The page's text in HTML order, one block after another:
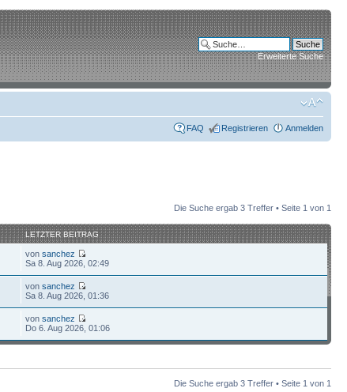
Erweiterte Suche
FAQ Registrieren Anmelden
Die Suche ergab 3 Treffer • Seite 1 von 1
LETZTER BEITRAG
vonsanchez
Sa 8. Aug 2026, 02:49
vonsanchez
Sa 8. Aug 2026, 01:36
vonsanchez
Do 6. Aug 2026, 01:06
Die Suche ergab 3 Treffer • Seite 1 von 1